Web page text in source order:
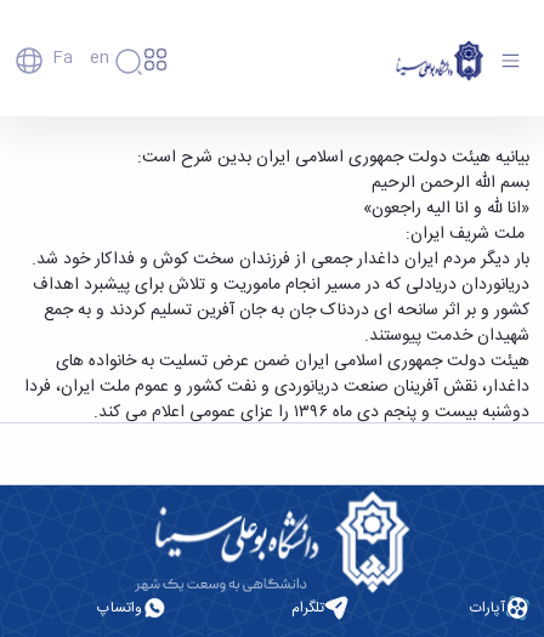
Fa En
دانشگاه
تاریخچه
و
معرفی
برنامه
راهبردی
دانشگاه
نقشه
دانشگاه
سازمان
دانشگاه
معاونت
و
اعضای
هیأت
علمی
کارکنان
دانشجویان
فارغ
التحصیلان
دانشکده‌ها
پردیس
اصلی
مهندسی
کشاورزی
شیمی
علوم
و
ارتباط
با ما
روابط
بین
الملل
هیئت دولت دوشنبه را عزای عمومی اعلام کرد -
دانشگاه بوعلی سینا همدان
بیانیه هیئت دولت جمهوری اسلامی ایران بدین شرح است:
بسم الله الرحمن الرحیم
«انا لله و انا الیه راجعون»
ملت شریف ایران:
بار دیگر مردم ایران داغدار جمعی از فرزندان سخت کوش و فداکار خود شد.
دریانوردان دریادلی که در مسیر انجام ماموریت و تلاش برای پیشبرد اهداف
کشور و بر اثر سانحه ای دردناک جان به جان آفرین تسلیم کردند و به جمع
شهیدان خدمت پیوستند.
هیئت دولت جمهوری اسلامی ایران ضمن عرض تسلیت به خانواده های
داغدار، نقش آفرینان صنعت دریانوردی و نفت کشور و عموم ملت ایران، فردا
دوشنبه بیست و پنجم دی ماه ۱۳۹۶ را عزای عمومی اعلام می کند.
آپارات تلگرام واتساپ